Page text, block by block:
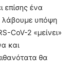
επίσης ένα
λάβουμε υπόψη
CoV-2 «μείνει»
και
θα